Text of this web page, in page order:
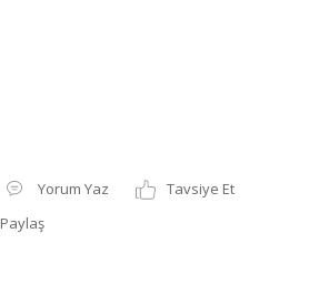
Yorum Yaz
Tavsiye Et
Paylaş